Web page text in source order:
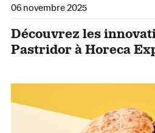
06 novembre 2025
Découvrez les
Pastridor à Horeca